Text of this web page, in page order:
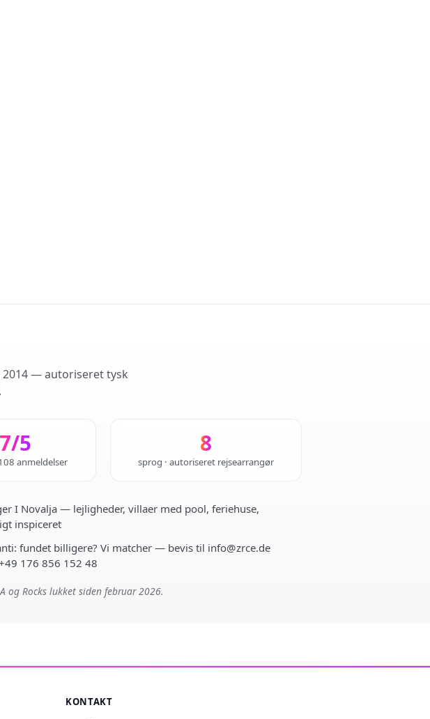
2014 — autoriseret tysk
5
anmeldelser
8
sprog · autoriseret rejsearrangør
I Novalja — lejligheder, villaer med pool, feriehuse,
inspiceret
fundet billigere? Vi matcher — bevis til info@zrce.de
176 856 152 48
og Rocks lukket siden februar 2026.
KONTAKT